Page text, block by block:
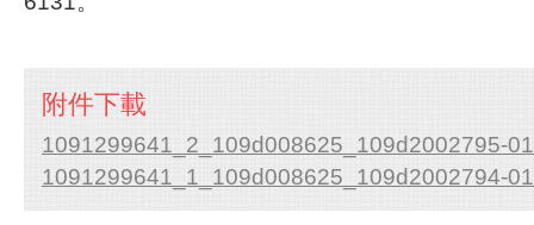
附件下載
1091299641_2_109d008625_109d2002795-
1091299641_1_109d008625_109d2002794-